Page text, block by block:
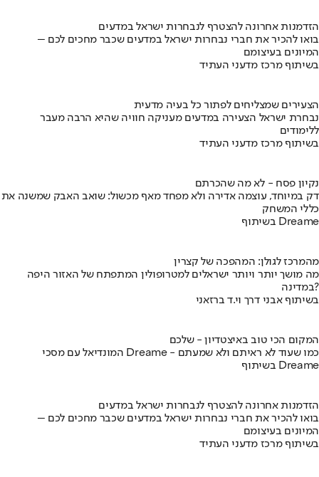
הזדמנות אחרונה להצטרף לנבחרות ישראל במדעים
בואו להכיר את חברי נבחרות ישראל במדעים שכבר מחכים לכם –
המיונים בעיצומם
בשיתוף מרכז מדעני העתיד
הצעירים שמצליחים לפתור כל בעיה מדעית
נבחרת ישראל הצעירה במדעים מעניקה חוויה שהיא הרבה מעבר
ללימודים
בשיתוף מרכז מדעני העתיד
נקיון פסח - לא מה שהכרתם
דק במיוחד, עוצמה אדירה ולא מפחד מאף מכשול: שואב האבק שמשנה את
כללי המשחק
בשיתוף Dreame
מהמרכז לגולן: המהפכה של קצרין
מה מושך יותר ויותר ישראלים למטרופולין המתפתח של האזור היפה
במדינה?
בשיתוף אבני דרך וי.ד ברזאני
המקום הכי טוב באיצטדיון - שלכם
המונדיאל עם מסכי Dreame - כמו שעוד לא ראיתם ולא שמעתם
בשיתוף Dreame
הזדמנות אחרונה להצטרף לנבחרות ישראל במדעים
בואו להכיר את חברי נבחרות ישראל במדעים שכבר מחכים לכם –
המיונים בעיצומם
בשיתוף מרכז מדעני העתיד